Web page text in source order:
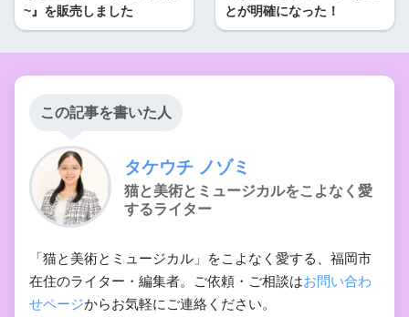
~』を販売しました
とが明確になった！
この記事を書いた人
タケウチ ノゾミ
猫と美術とミュージカルをこよなく愛
するライター
「猫と美術とミュージカル」をこよなく愛する、福岡市
在住のライター・編集者。ご依頼・ご相談はお問い合わ
せページからお気軽にご連絡ください。